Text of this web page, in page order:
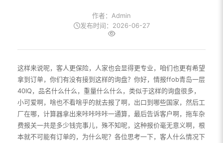
作者：Admin
发布时间：2026-06-27
这样来说呢，客人更保险，人家也会显得更专业，咱们也更有希望
拿到订单，你们有没有接到这样的询盘？你好，情报ffob青岛一层
40IQ，品名什么什么，重量什么什么，类似于这样的询盘很多，
小可爱啊，啥也不看啥乎的就去报了啊，出口到哪些国家，然后工
厂在哪，计算器拿出来咔咔咔咔一通算，最后告诉客户啊，拖车杂
费报关一共是多少钱完事儿，殊不知呢，这种报价毫无意义啊，根
本就不可能有订单的，为什么呢？各位思考一下，客人什么情况下